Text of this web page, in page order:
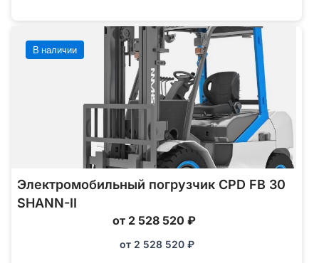
В наличии
Электромобильный погрузчик CPD FB 30
SHANN-II
от 2 528 520 ₽
от 2 528 520 ₽